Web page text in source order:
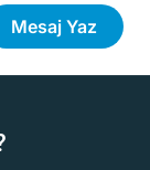
Mesaj Yaz